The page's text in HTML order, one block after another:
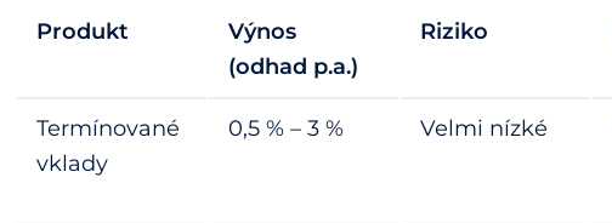
Produkt
Výnos
(odhad p.a.)
Riziko
Termínované
vklady
0,5 % – 3 % Velmi nízké